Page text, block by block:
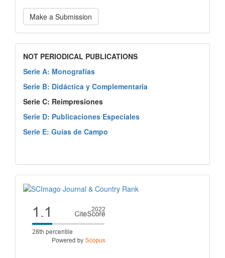
Make a Submission
NOT PERIODICAL PUBLICATIONS
Serie A: Monografías
Serie B: Didáctica y Complementaria
Serie C: Reimpresiones
Serie D: Publicaciones Especiales
Serie E: Guías de Campo